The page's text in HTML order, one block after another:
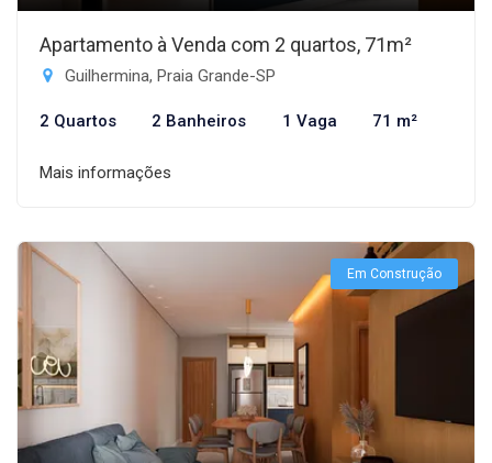
Apartamento à Venda com 2 quartos, 71m²
Guilhermina, Praia Grande-SP
2 Quartos 2 Banheiros 1 Vaga 71 m²
Mais informações
Em Construção